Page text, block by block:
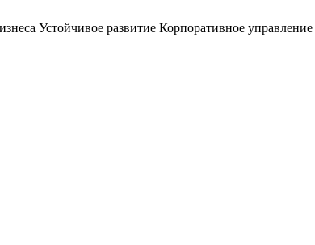
Устойчивое развитие Корпоративное управление